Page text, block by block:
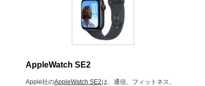
AppleWatch SE2
Apple社のAppleWatch SE2は、通信、フィットネス、